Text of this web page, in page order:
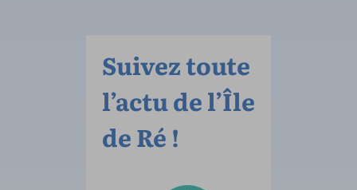
Suivez toute
l’actu de l’Île
de Ré !